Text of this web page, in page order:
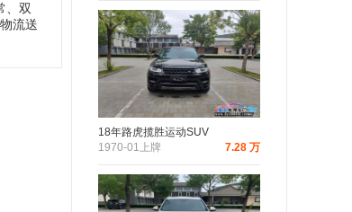
、双
流送
18年路虎揽胜运动SUV
1970-01上牌
7.28 万